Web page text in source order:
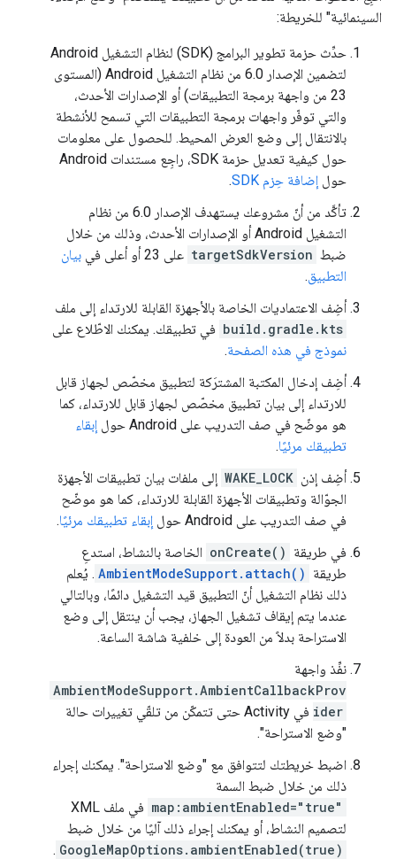
السينمائية" للخريطة:
حدِّث حزمة تطوير البرامج (SDK) لنظام التشغيل Android
لتضمين الإصدار 6.0 من نظام التشغيل Android (المستوى
23 من واجهة برمجة التطبيقات) أو الإصدارات الأحدث،
والتي توفّر واجهات برمجة التطبيقات التي تسمح للأنشطة
بالانتقال إلى وضع العرض المحيط. للحصول على معلومات
حول كيفية تعديل حزمة SDK، راجِع مستندات Android
حول إضافة حِزم SDK
.
تأكَّد من أنّ مشروعك يستهدف الإصدار 6.0 من نظام
التشغيل Android أو الإصدارات الأحدث، وذلك من خلال
ضبط targetSdkVersion على 23 أو أعلى في
بيان
التطبيق.
أضِف الاعتماديات الخاصة بالأجهزة القابلة للارتداء إلى ملف
build.gradle.kts في تطبيقك. يمكنك الاطّلاع على
نموذج في هذه الصفحة.
أضِف إدخال المكتبة المشترَكة لتطبيق مخصّص لجهاز قابل
للارتداء إلى بيان تطبيق مخصّص لجهاز قابل للارتداء، كما
هو موضّح في صف التدريب على Android حول
إبقاء
تطبيقك مرئيًا.
أضِف إذن WAKE_LOCK إلى ملفات بيان تطبيقات الأجهزة
الجوّالة وتطبيقات الأجهزة القابلة للارتداء، كما هو موضّح
في صف التدريب على Android حول
إبقاء تطبيقك مرئيًا.
في طريقة onCreate() الخاصة بالنشاط، استدعِ
طريقة AmbientModeSupport.attach() . يُعلم
ذلك نظام التشغيل أنّ التطبيق قيد التشغيل دائمًا، وبالتالي
عندما يتم إيقاف تشغيل الجهاز، يجب أن ينتقل إلى وضع
الاستراحة بدلاً من العودة إلى خلفية شاشة الساعة.
نفِّذ واجهة
AmbientModeSupport.AmbientCallbackProv
ider
في Activity حتى تتمكّن من تلقّي تغييرات حالة
"وضع الاستراحة".
اضبط خريطتك لتتوافق مع "وضع الاستراحة". يمكنك إجراء
ذلك من خلال ضبط السمة
map:ambientEnabled="true"
في ملف XML
لتصميم النشاط، أو يمكنك إجراء ذلك آليًا من خلال ضبط
GoogleMapOptions.ambientEnabled(true)
.